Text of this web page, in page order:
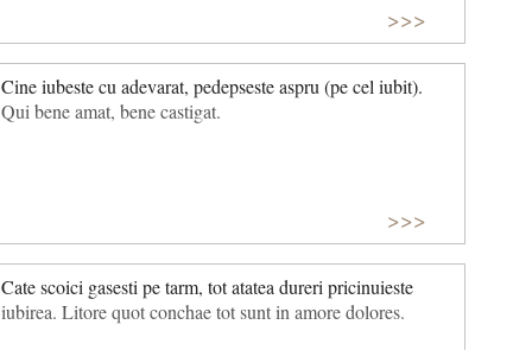
>>>
Cine iubeste cu adevarat, pedepseste aspru (pe cel iubit).
Qui bene amat, bene castigat.
>>>
Cate scoici gasesti pe tarm, tot atatea dureri pricinuieste
iubirea. Litore quot conchae tot sunt in amore dolores.